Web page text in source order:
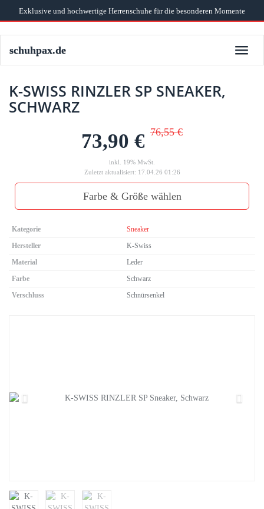
Exklusive und hochwertige Herrenschuhe für die besonderen Momente
Toggle
schuhpax.de
K-SWISS RINZLER SP SNEAKER,
SCHWARZ
73,90 € 76,55 €
inkl. 19% MwSt.
Zuletzt aktualisiert: 17.04.26 01:26
Farbe & Größe wählen
Kategorie
Sneaker
Hersteller
K-Swiss
Material
Leder
Farbe
Schwarz
Verschluss
Schnürsenkel